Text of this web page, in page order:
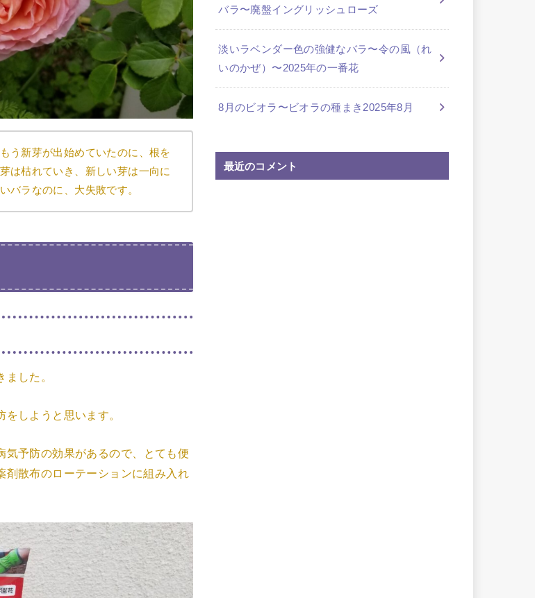
う新芽が出始めていたのに、根を
は枯れていき、新しい芽は一向に
バラなのに、大失敗です。
した。
しようと思います。
気予防の効果があるので、とても便
剤散布のローテーションに組み入れ
バラ〜廃盤イングリッシュローズ
淡いラベンダー色の強健なバラ〜令の風（れ
いのかぜ）〜2025年の一番花
8月のビオラ〜ビオラの種まき2025年8月
最近のコメント